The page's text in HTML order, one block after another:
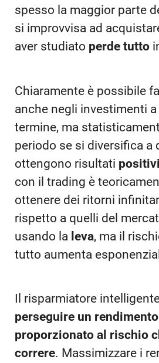
spesso la maggior parte
si improvvisa ad
aver studiato perde tutto
Chiaramente è possibile
anche negli investimenti
termine, ma
periodo se si diversifica a
ottengono risultati positivi
con il trading è
ottenere dei ritorni
rispetto a quelli del
usando la leva, ma il
tutto aumenta
Il risparmiatore
perseguire un rendimento
proporzionato al rischio
correre. Massimizzare i